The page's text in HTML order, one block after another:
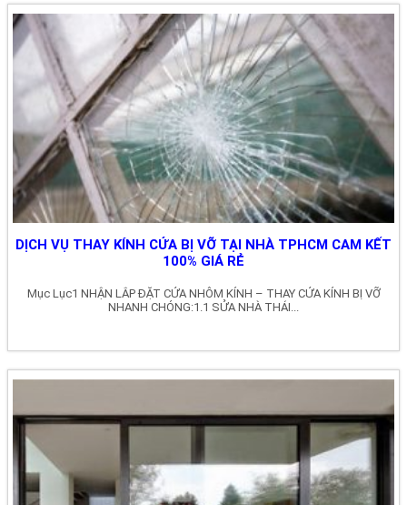
DỊCH VỤ THAY KÍNH CỬA BỊ VỠ TẠI NHÀ TPHCM CAM KẾT
100% GIÁ RẺ
Mục Lục1 NHẬN LẮP ĐẶT CỬA NHÔM KÍNH – THAY CỬA KÍNH BỊ VỠ
NHANH CHÓNG:1.1 SỬA NHÀ THÁI...